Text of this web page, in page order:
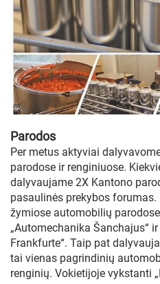
Parodos
Per metus aktyviai
parodose ir renginiuose.
dalyvaujame 2X Kantono
pasaulinės prekybos
žymiose automobilių
„Automechanika Šanchajus“
Frankfurte“. Taip pat
tai vienas pagrindinių
renginių. Vokietijoje vykstanti